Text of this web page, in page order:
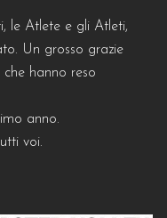
le Atlete e gli Atleti,
Un grosso grazie
hanno reso
anno.
voi.